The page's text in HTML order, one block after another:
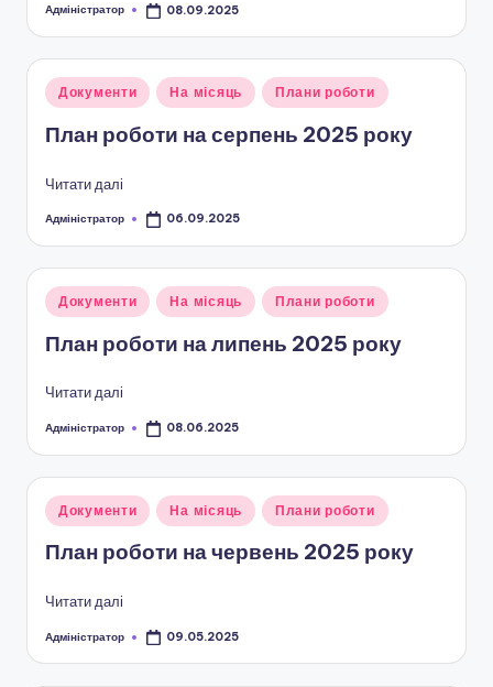
ь
н
о
-
а
т
р
і
о
ч
н
о
г
о
в
и
Опубліковано
Адміністратор 08.09.2025
Опубліковано
Документи На місяць Плани роботи
План роботи на серпень 2025 року
Читати далі
Опубліковано
Адміністратор 06.09.2025
Опубліковано
Документи На місяць Плани роботи
План роботи на липень 2025 року
Читати далі
Опубліковано
Адміністратор 08.06.2025
Опубліковано
Документи На місяць Плани роботи
План роботи на червень 2025 року
Читати далі
Опубліковано
Адміністратор 09.05.2025